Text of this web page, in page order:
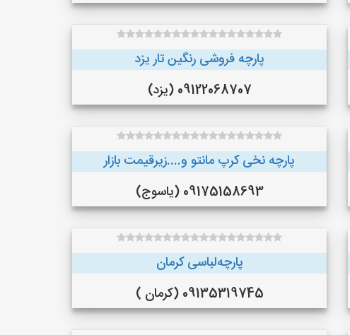
پارچه فروشی رنگین تار یزد
09122068707 (یزد)
پارچه نخی کرپ مانتو و....زیرقیمت بازار
09175158693 (یاسوج)
پارچه‌لباسی کرمان
09135319745 (کرمان )